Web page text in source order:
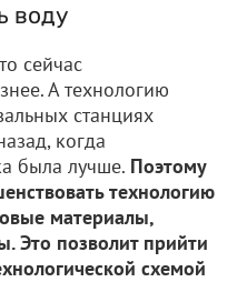
воду
сейчас
А технологию
станциях
когда
была лучше. Поэтому
технологию
материалы,
Это позволит прийти
схемой